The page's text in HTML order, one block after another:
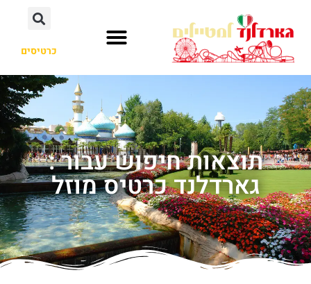
כרטיסים
תוצאות חיפוש עבור :
גארדלנד כרטיס מוזל